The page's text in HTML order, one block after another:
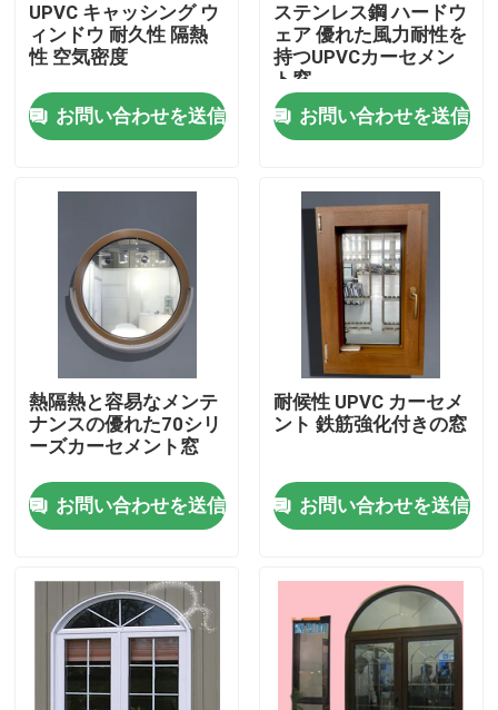
家
プロダクト
私達について
工場旅行
品質管理
私達に連絡しなさい
UPVCのドアのプロフィール
UPVCの窓のプロフィール
UPVC キャッシング ウ
ィンドウ 耐久性 隔熱
性 空気密度
お問い合わせを送信
ステンレス鋼 ハードウ
ェア 優れた風力耐性を
持つUPVCカーセメン
ト窓
お問い合わせを送信
熱隔熱と容易なメンテ
ナンスの優れた70シリ
ーズカーセメント窓
お問い合わせを送信
耐候性 UPVC カーセメ
ント 鉄筋強化付きの窓
お問い合わせを送信